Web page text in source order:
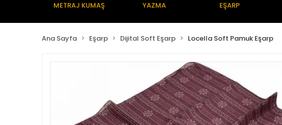
METRAJ KUMAŞ YAZMA EŞARP
Ana Sayfa Eşarp Dijital Soft Eşarp Locella Soft Pamuk Eşarp